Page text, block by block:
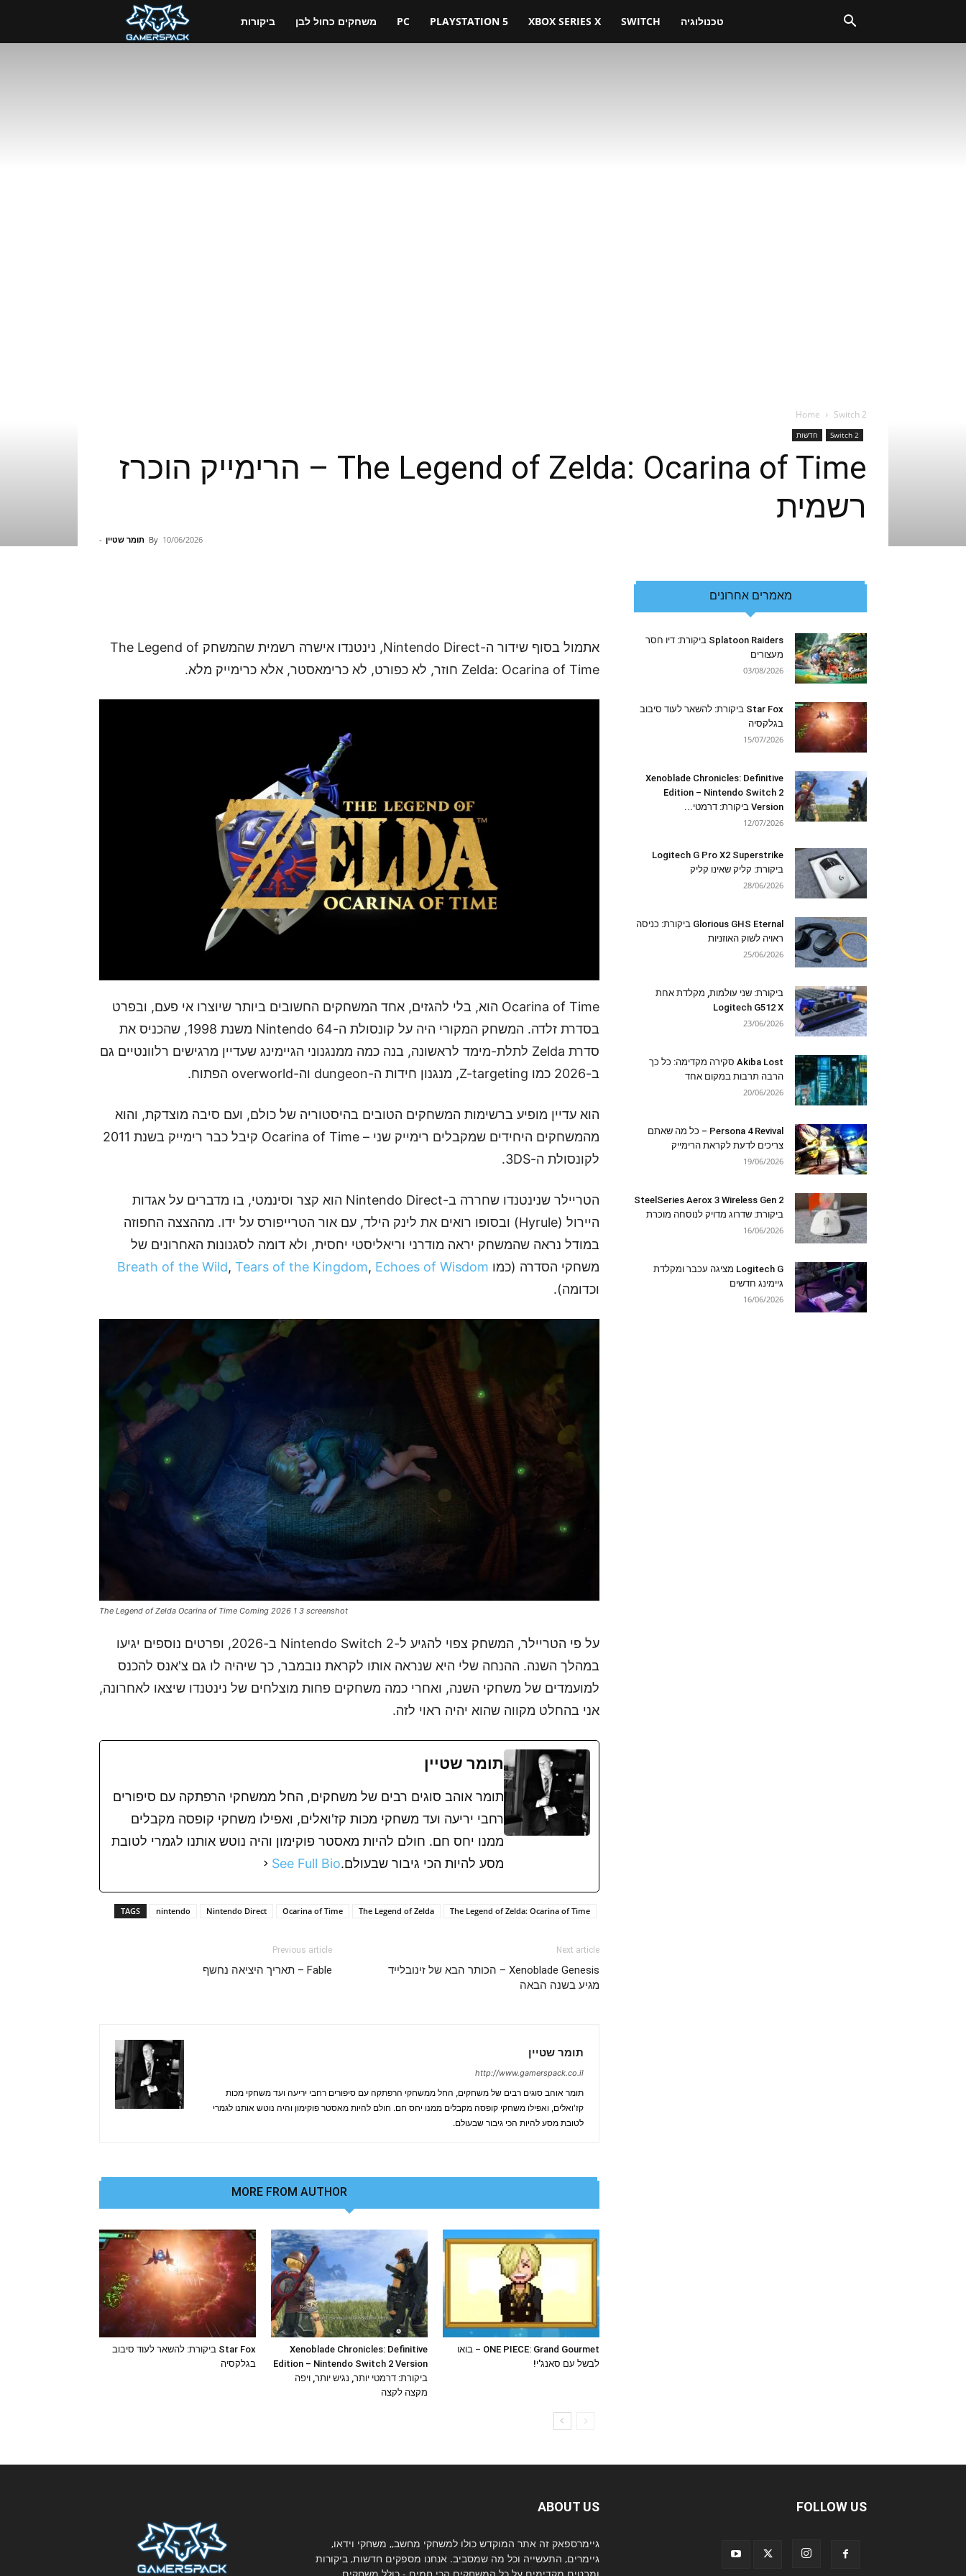
ביקורות משחקים כחול לבן PC PLAYSTATION 5 XBOX SERIES X SWITCH טכנולוגיה
Home Switch 2
Switch 2 חדשות
The Legend of Zelda: Ocarina of Time – הרימייק הוכרז
רשמית
By תומר שטיין - 10/06/2026
אתמול בסוף שידור ה-Nintendo Direct, נינטנדו אישרה רשמית שהמשחק The Legend of
Zelda: Ocarina of Time חוזר, לא כפורט, לא כרימאסטר, אלא כרימייק מלא.
Ocarina of Time הוא, בלי להגזים, אחד המשחקים החשובים ביותר שיוצרו אי פעם, ובפרט
בסדרת זלדה. המשחק המקורי היה על קונסולת ה-Nintendo 64 משנת 1998, שהכניס את
סדרת Zelda לתלת-מימד לראשונה, בנה כמה ממנגנוני הגיימינג שעדיין מרגישים רלוונטיים גם
ב-2026 כמו Z-targeting, מנגנון חידות ה-dungeon וה-overworld הפתוח.
הוא עדיין מופיע ברשימות המשחקים הטובים בהיסטוריה של כולם, ועם סיבה מוצדקת, והוא
מהמשחקים היחידים שמקבלים רימייק שני – Ocarina of Time קיבל כבר רימייק בשנת 2011
לקונסולת ה-3DS.
הטריילר שנינטנדו שחררה ב-Nintendo Direct הוא קצר וסינמטי, בו מדברים על אגדות
היירול (Hyrule) ובסופו רואים את לינק הילד, עם אור הטרייפורס על ידו. מההצצה החפוזה
במודל נראה שהמשחק יראה מודרני וריאליסטי יחסית, ולא דומה לסגנונות האחרונים של
משחקי הסדרה (כמו
Breath of the Wild, Tears of the Kingdom, Echoes of Wisdom
וכדומה).
The Legend of Zelda Ocarina of Time Coming 2026 1 3 screenshot
על פי הטריילר, המשחק צפוי להגיע ל-Nintendo Switch 2 ב-2026, ופרטים נוספים יגיעו
במהלך השנה. ההנחה שלי היא שנראה אותו לקראת נובמבר, כך שיהיה לו גם צ'אנס להכנס
למועמדים של משחקי השנה, ואחרי כמה משחקים פחות מוצלחים של נינטנדו שיצאו לאחרונה,
אני בהחלט מקווה שהוא יהיה ראוי לזה.
תומר שטיין
תומר אוהב סוגים רבים של משחקים, החל ממשחקי הרפתקה עם סיפורים
רחבי יריעה ועד משחקי מכות קז'ואלים, ואפילו משחקי קופסה מקבלים
ממנו יחס חם. חולם להיות מאסטר פוקימון והיה נוטש אותנו לגמרי לטובת
מסע להיות הכי גיבור שבעולם.See Full Bio
TAGS nintendo Nintendo Direct Ocarina of Time The Legend of Zelda The Legend of Zelda: Ocarina of Time
Previous article
Fable – תאריך היציאה נחשף
Next article
Xenoblade Genesis – הכותר הבא של זינובלייד
מגיע בשנה הבאה
תומר שטיין
http://www.gamerspack.co.il
תומר אוהב סוגים רבים של משחקים, החל ממשחקי הרפתקה עם סיפורים רחבי יריעה ועד משחקי מכות
קז'ואלים, ואפילו משחקי קופסה מקבלים ממנו יחס חם. חולם להיות מאסטר פוקימון והיה נוטש אותנו לגמרי
לטובת מסע להיות הכי גיבור שבעולם.
MORE FROM AUTHOR
Star Fox ביקורת: להשאר לעוד סיבוב
בגלקסיה
Xenoblade Chronicles: Definitive
Edition – Nintendo Switch 2 Version
ביקורת: דרמטי יותר, נגיש יותר, ויפה
מקצה לקצה
ONE PIECE: Grand Gourmet – בואו
לבשל עם סאנג'י!
מאמרים אחרונים
Splatoon Raiders ביקורת: דיו חסר
מעצורים
03/08/2026
Star Fox ביקורת: להשאר לעוד סיבוב
בגלקסיה
15/07/2026
Xenoblade Chronicles: Definitive
Edition – Nintendo Switch 2
Version ביקורת: דרמטי...
12/07/2026
Logitech G Pro X2 Superstrike
ביקורת: קליק שאינו קליק
28/06/2026
Glorious GHS Eternal ביקורת: כניסה
ראויה לשוק האוזניות
25/06/2026
ביקורת: שני עולמות, מקלדת אחת
Logitech G512 X
23/06/2026
Akiba Lost סקירה מקדימה: כל כך
הרבה תרבות במקום אחד
20/06/2026
Persona 4 Revival – כל מה שאתם
צריכים לדעת לקראת הרימייק
19/06/2026
SteelSeries Aerox 3 Wireless Gen 2
ביקורת: שדרוג מדויק לנוסחה מוכרת
16/06/2026
Logitech G מציגה עכבר ומקלדת
גיימינג חדשים
16/06/2026
ABOUT US
גיימרספאק זה אתר המוקדש כולו למשחקי מחשב,, משחקי וידאו,
גיימרים, התעשייה וכל מה שמסביב. אנחנו מספקים חדשות, ביקורות
FOLLOW US